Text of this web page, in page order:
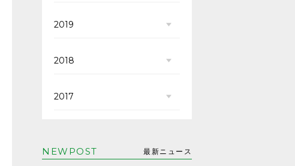
2019
2018
2017
NEWPOST 最新ニュース